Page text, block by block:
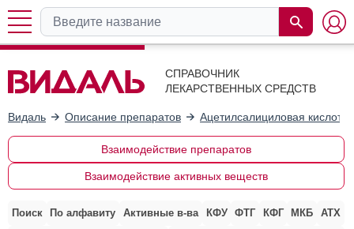
СПРАВОЧНИК
ЛЕКАРСТВЕННЫХ СРЕДСТВ
Видаль Описание препаратов Ацетилсалициловая кислота
Взаимодействие препаратов
Взаимодействие активных веществ
Поиск По алфавиту Активные в-ва КФУ ФТГ КФГ МКБ АТХ